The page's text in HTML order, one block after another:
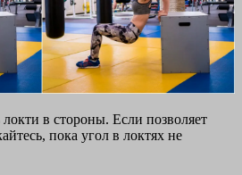
локти в стороны. Если позволяет
пока угол в локтях не